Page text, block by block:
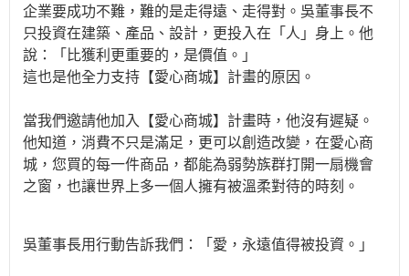
企業要成功不難，難的是走得遠、走得對。吳董事長不
只投資在建築、產品、設計，更投入在「人」身上。他
說：「比獲利更重要的，是價值。」
這也是他全力支持【愛心商城】計畫的原因。
當我們邀請他加入【愛心商城】計畫時，他沒有遲疑。
他知道，消費不只是滿足，更可以創造改變，在愛心商
城，您買的每一件商品，都能為弱勢族群打開一扇機會
之窗，也讓世界上多一個人擁有被溫柔對待的時刻。
吳董事長用行動告訴我們：「愛，永遠值得被投資。」